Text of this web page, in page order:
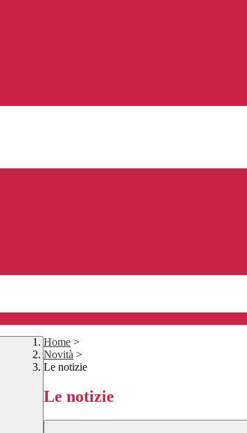
Home >
Novità >
Le notizie
Le notizie